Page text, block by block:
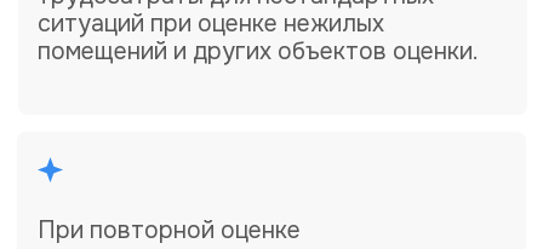
документально. Все необходимые
лицензии, аккредитации и сертификаты
соответствия — гарантия качества и